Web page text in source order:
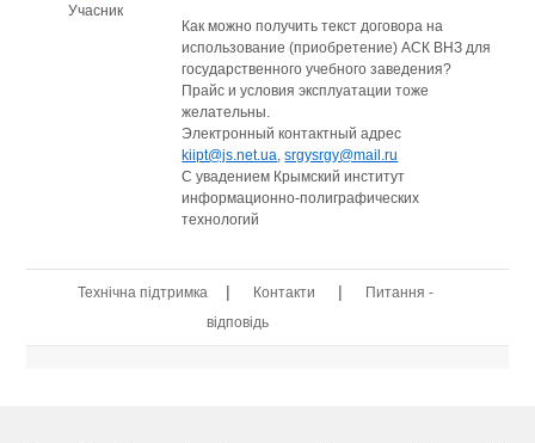
Учасник
Как можно получить текст договора на
использование (приобретение) АСК ВНЗ для
государственного учебного заведения?
Прайс и условия эксплуатации тоже
желательны.
Электронный контактный адрес
kiipt@js.net.ua ,srgysrgy@mail.ru
С увадением Крымский институт
информационно-полиграфических
технологий
Технічна підтримка | Контакти |
Питання -
відповідь